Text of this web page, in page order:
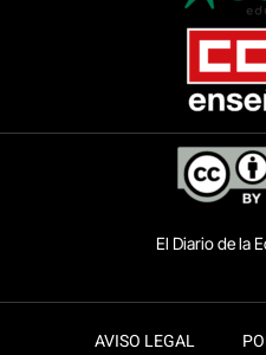
El Diario de la
AVISO LEGAL